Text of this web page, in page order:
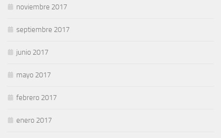
noviembre 2017
septiembre 2017
junio 2017
mayo 2017
febrero 2017
enero 2017